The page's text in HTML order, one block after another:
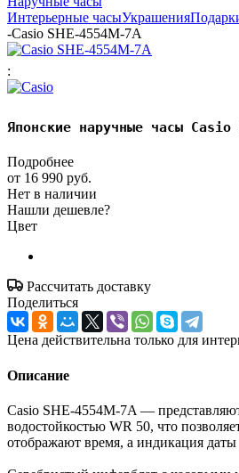
Интерьерные часыУкрашения
-Casio SHE-4554M-7A
:
Японские наручные часы Casio
Подробнее
от 16 990 руб.
Нет в наличии
Нашли дешевле?
Цвет
Рассчитать доставку
Поделиться
Цена действительна только для
Описание
Casio SHE-4554M-7A —
водостойкостью WR 50, что
отображают время, а индикация